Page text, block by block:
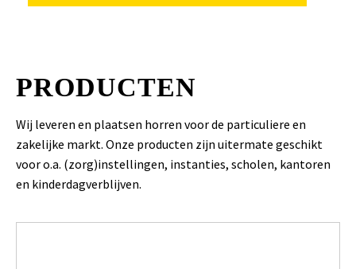
PRODUCTEN
Wij leveren en plaatsen horren voor de particuliere en
zakelijke markt. Onze producten zijn uitermate geschikt
voor o.a. (zorg)instellingen, instanties, scholen, kantoren
en kinderdagverblijven.